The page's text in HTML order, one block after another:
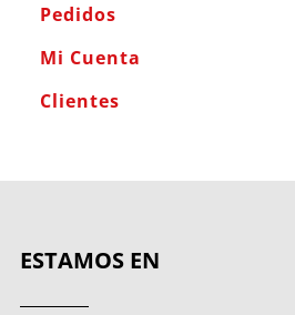
Pedidos
Mi Cuenta
Clientes
ESTAMOS EN